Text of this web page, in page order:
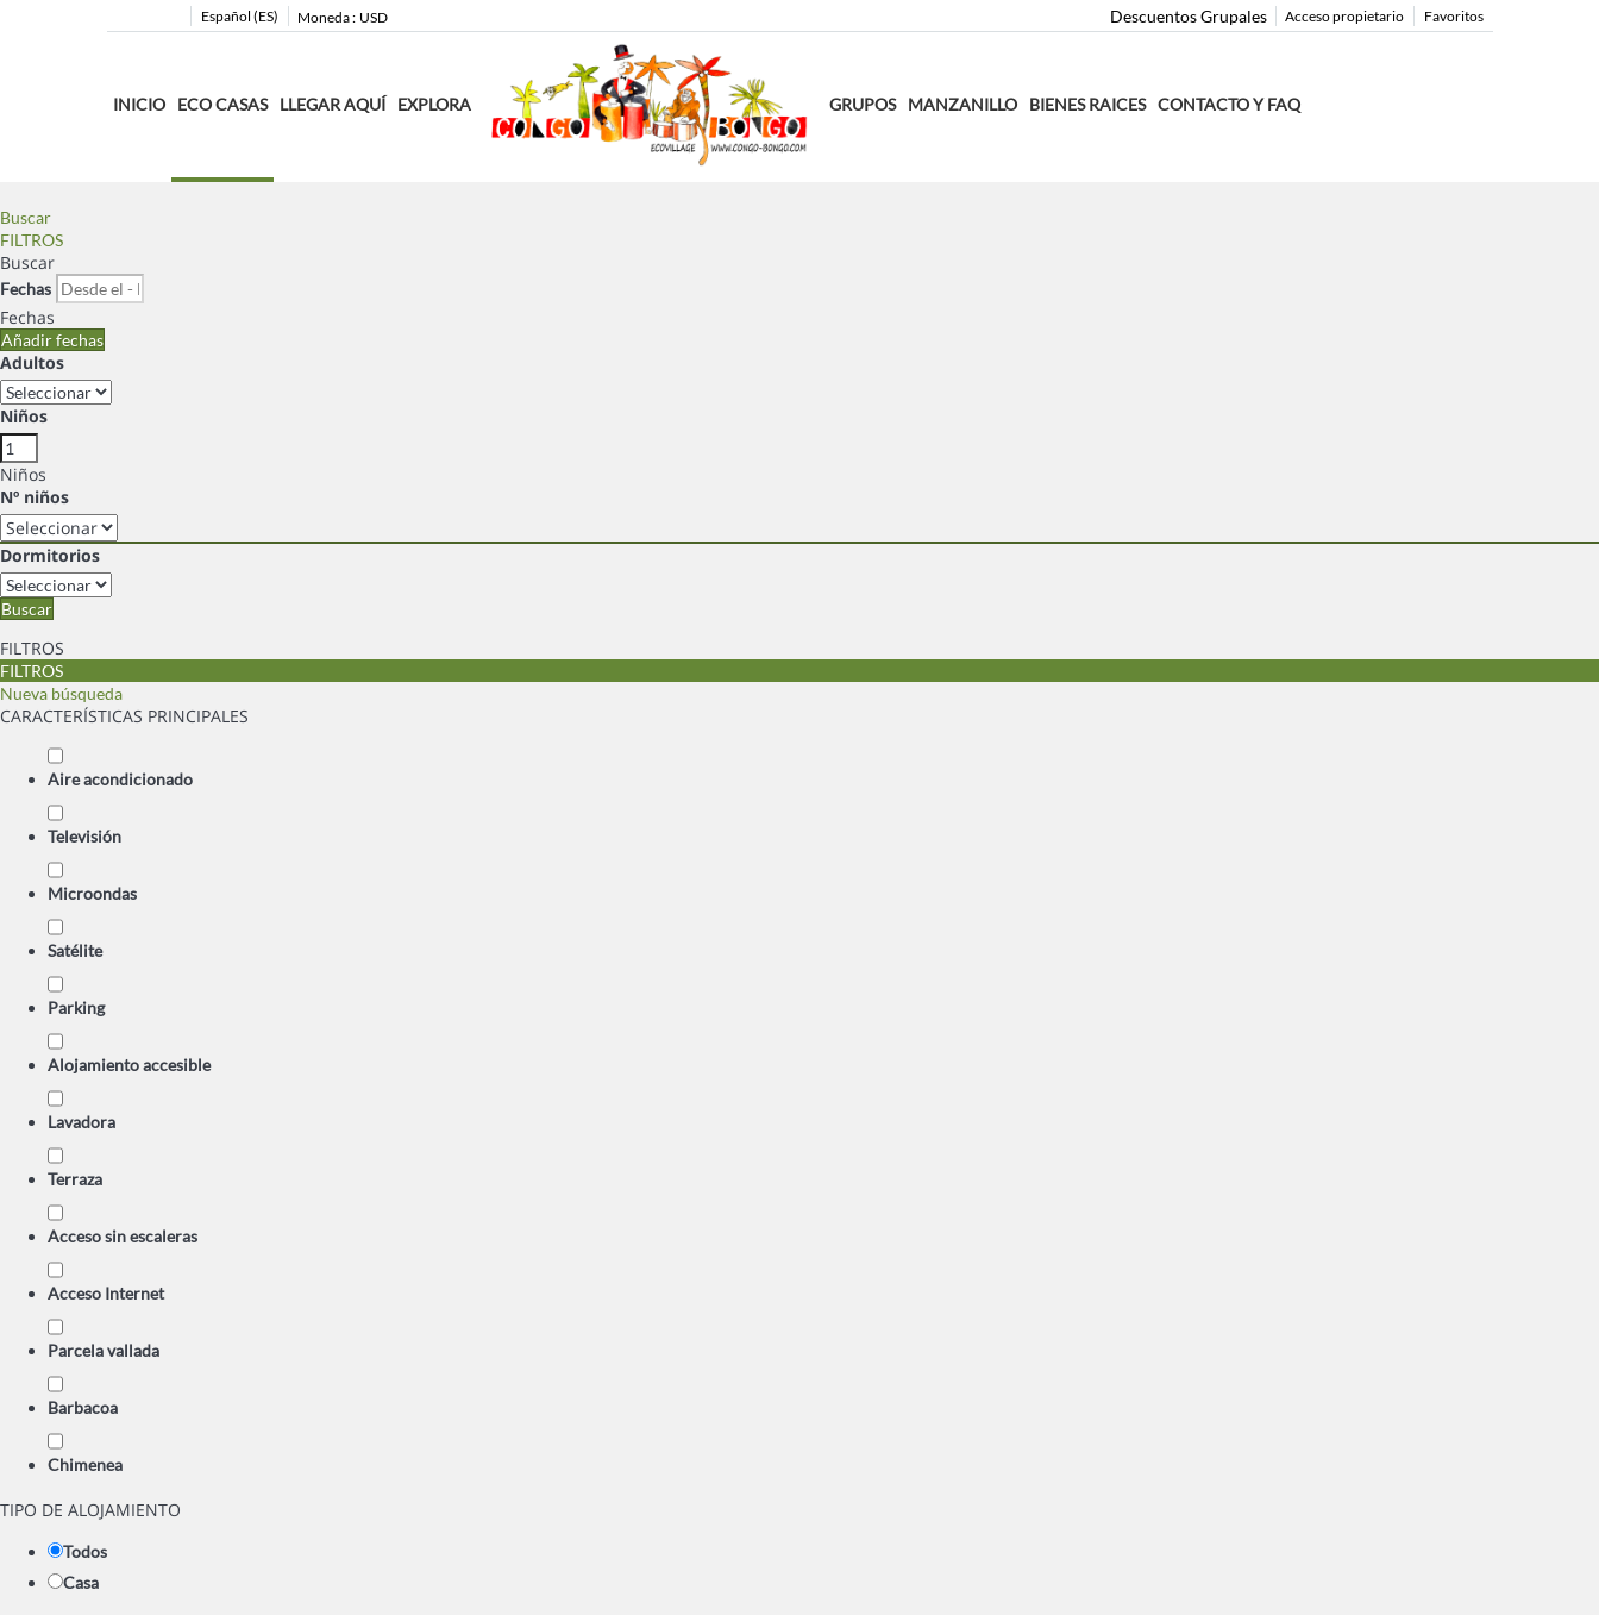
Español (ES) Moneda : USD Favoritos
Acceso propietario
Descuentos Grupales
INICIO ECO CASAS LLEGAR AQUÍ EXPLORA GRUPOS MANZANILLO BIENES RAICES CONTACTO Y FAQ
Buscar
FILTROS
Buscar
Fechas
Fechas
Añadir fechas
Adultos
Niños
Niños
Nº niños
Dormitorios
Buscar
FILTROS
FILTROS
Nueva búsqueda
CARACTERÍSTICAS PRINCIPALES
Aire acondicionado
Televisión
Microondas
Satélite
Parking
Alojamiento accesible
Lavadora
Terraza
Acceso sin escaleras
Acceso Internet
Parcela vallada
Barbacoa
Chimenea
TIPO DE ALOJAMIENTO
Todos
Casa